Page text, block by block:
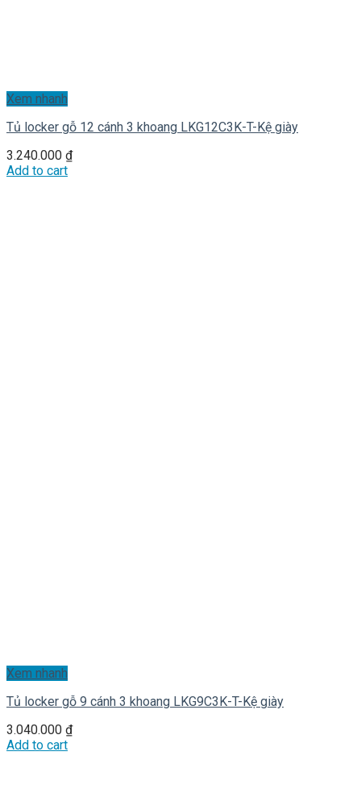
Xem nhanh
Tủ locker gỗ 12 cánh 3 khoang LKG12C3K-T-Kệ giày
3.240.000 ₫
Add to cart
Xem nhanh
Tủ locker gỗ 9 cánh 3 khoang LKG9C3K-T-Kệ giày
3.040.000 ₫
Add to cart